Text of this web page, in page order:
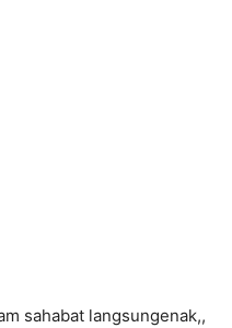
sahabat langsungenak,,